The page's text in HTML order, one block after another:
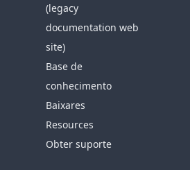
(legacy
documentation web
site)
Base de
conhecimento
Baixares
Resources
Obter suporte